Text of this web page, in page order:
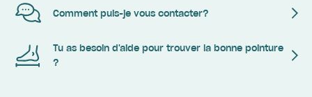
Comment puis-je vous contacter?
Tu as besoin d'aide pour trouver la bonne pointure
?